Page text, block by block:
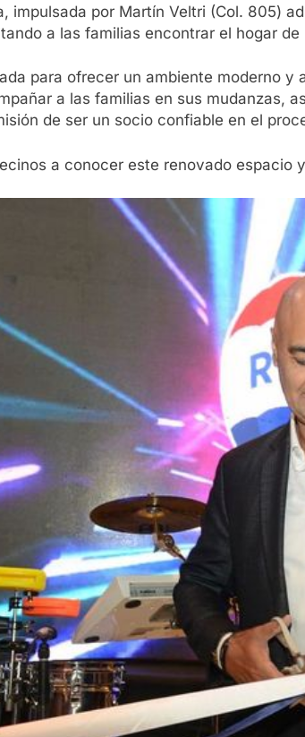
impulsada por Martín Veltri (Col. 805)
a las familias encontrar el hogar de
para ofrecer un ambiente moderno
a las familias en sus mudanzas,
de ser un socio confiable en el
a conocer este renovado